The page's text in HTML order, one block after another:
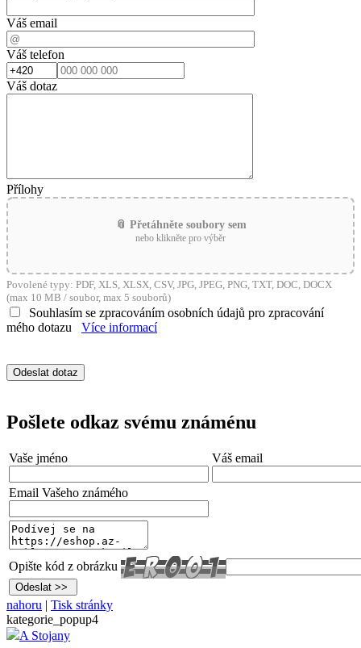
Váš email
Váš telefon
Váš dotaz
Přílohy
📎 Přetáhněte soubory sem
nebo klikněte pro výběr
Povolené typy: PDF, XLS, XLSX, CSV, JPG, JPEG, PNG, TXT, DOC, DOCX
(max 10 MB / soubor, max 5 souborů)
Souhlasím se zpracováním osobních údajů pro zpracování
mého dotazu
Více informací
Pošlete odkaz svému známénu
Vaše jméno Váš email
Email Vašeho známého
Opište kód z obrázku
nahoru | Tisk stránky
kategorie_popup4
A Stojany